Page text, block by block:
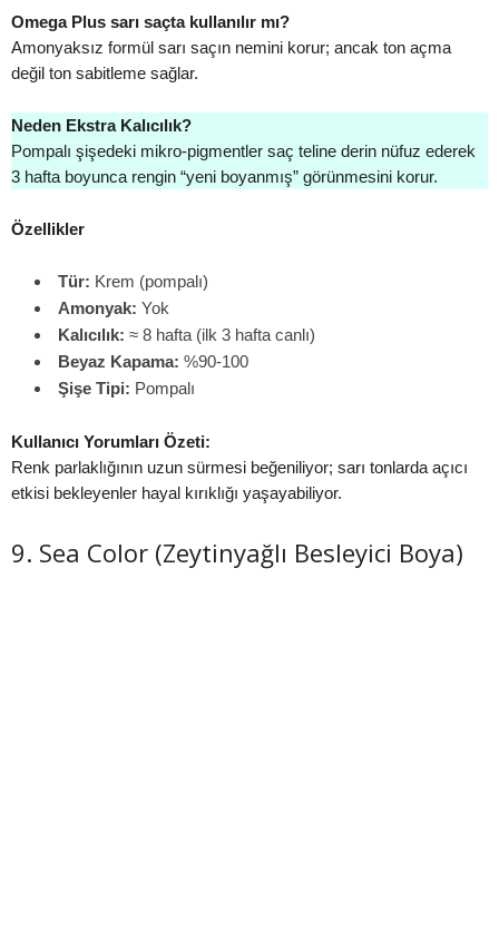
Omega Plus sarı saçta kullanılır mı?
Amonyaksız formül sarı saçın nemini korur; ancak ton açma
değil ton sabitleme sağlar.
Neden Ekstra Kalıcılık?
Pompalı şişedeki mikro-pigmentler saç teline derin nüfuz ederek
3 hafta boyunca rengin “yeni boyanmış” görünmesini korur.
Özellikler
Tür: Krem (pompalı)
Amonyak: Yok
Kalıcılık: ≈ 8 hafta (ilk 3 hafta canlı)
Beyaz Kapama: %90-100
Şişe Tipi: Pompalı
Kullanıcı Yorumları Özeti:
Renk parlaklığının uzun sürmesi beğeniliyor; sarı tonlarda açıcı
etkisi bekleyenler hayal kırıklığı yaşayabiliyor.
9. Sea Color (Zeytinyağlı Besleyici Boya)